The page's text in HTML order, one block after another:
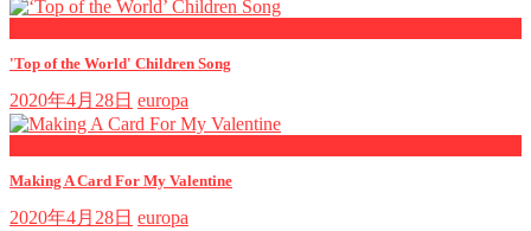
'Top of the World' Children Song
2020年4月28日 europa
Making A Card For My Valentine
2020年4月28日 europa